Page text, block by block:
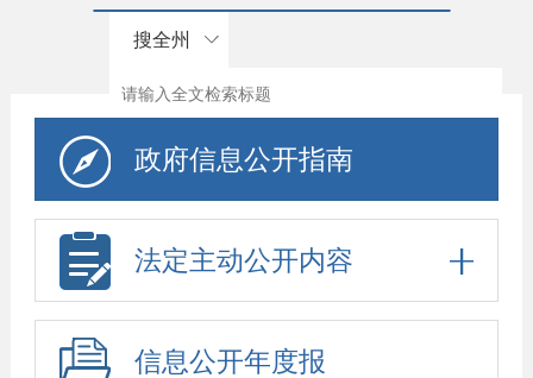
搜全州
政府信息公开指南
法定主动公开内容
信息公开年度报